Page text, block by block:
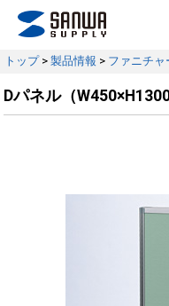
トップ> 製品情報 > ファニチャ
Dパネル（